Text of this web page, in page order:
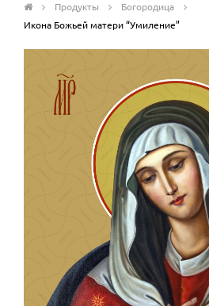
Продукты
Богородица
Икона Божьей матери “Умиление”